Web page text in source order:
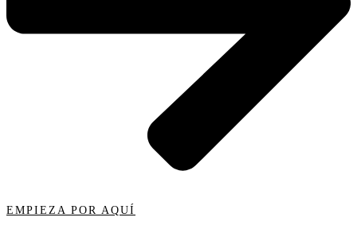
EMPIEZA POR AQUÍ